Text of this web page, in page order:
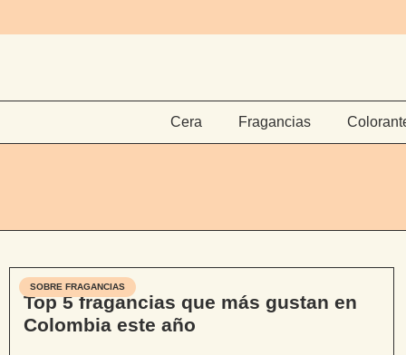
Cera Fragancias
SOBRE FRAGANCIAS
Top 5 fragancias que más gustan en
Colombia este año